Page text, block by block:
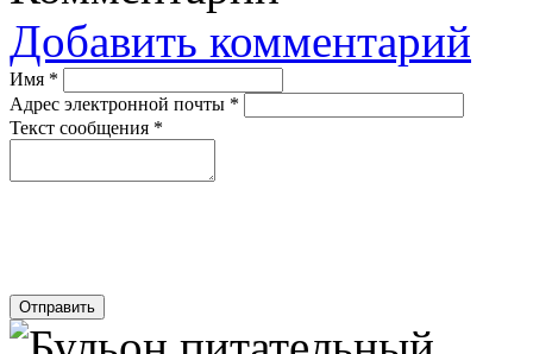
Добавить комментарий
Имя *
Адрес электронной почты *
Текст сообщения *
Отправить